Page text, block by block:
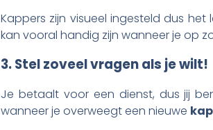
Kappers zijn visueel ingesteld dus
kan vooral handig zijn wanneer je op
3. Stel zoveel vragen als je wilt!
Je betaalt voor een dienst, dus jij
wanneer je overweegt een nieuwe